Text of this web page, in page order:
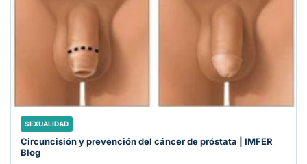
SEXUALIDAD
Circuncisión y prevención del cáncer de próstata | IMFER
Blog